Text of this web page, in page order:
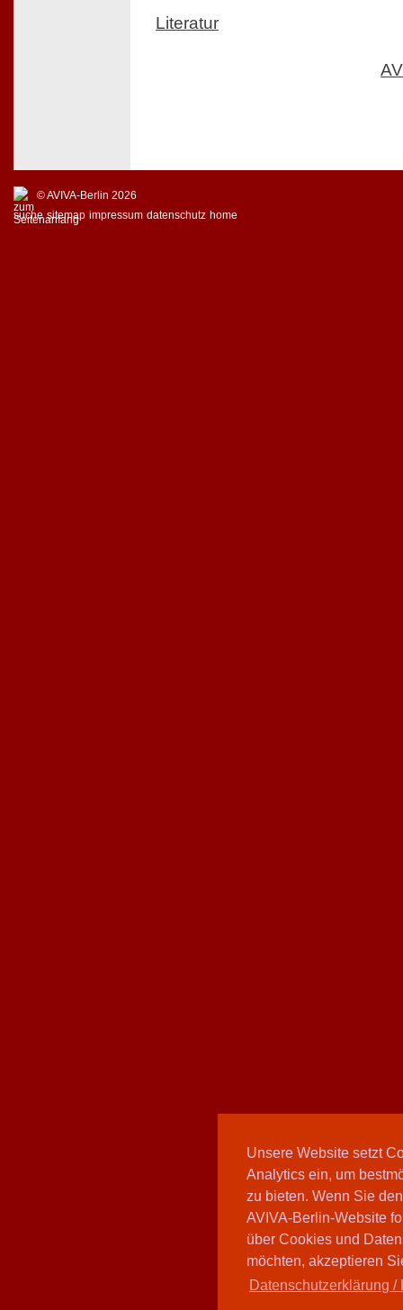
Unsere Website setzt
Analytics ein, um
zu bieten. Wenn Sie
AVIVA-Berlin-Website
über Cookies und
möchten, akzeptieren
Datenschutzerklärung /
Literatur
© AVIVA-Berlin 2026
suche sitemap impressum datenschutz home